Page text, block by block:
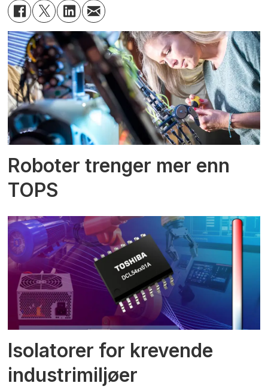
Roboter trenger mer enn
TOPS
Isolatorer for krevende
industrimiljøer